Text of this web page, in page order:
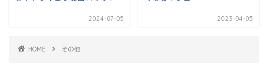
2024-07-05 2023-04-05
HOME その他